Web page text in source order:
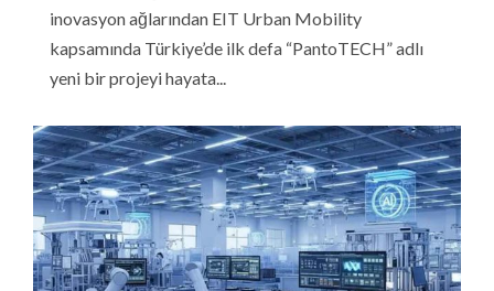
inovasyon ağlarından EIT Urban Mobility
kapsamında Türkiye’de ilk defa “PantoTECH” adlı
yeni bir projeyi hayata...